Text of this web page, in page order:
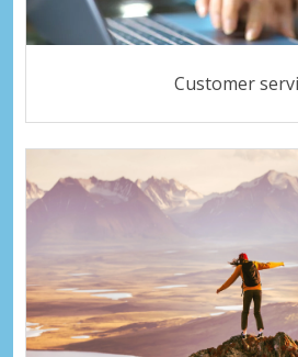
Customer